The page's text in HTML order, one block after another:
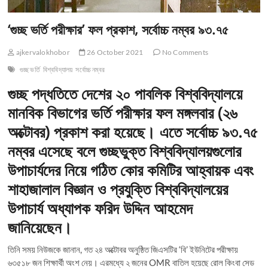
‘গুচ্ছ ভর্তি পরীক্ষার’ ফল প্রকাশ, সর্বোচ্চ নম্বর ৯৩.৭৫
ajkervalokhobor 26 October 2021
No Comments
গুচ্ছ ভর্তি বিশ্ববিদ্যালয় সর্বোচ্চ নম্বর
গুচ্ছ পদ্ধতিতে দেশের ২০ পাবলিক বিশ্ববিদ্যালয়ে
মানবিক বিভাগের ভর্তি পরীক্ষার ফল মঙ্গলবার (২৬
অক্টোবর) প্রকাশ করা হয়েছে। এতে সর্বোচ্চ ৯৩.৭৫
নম্বর এসেছে বলে গুচ্ছভুক্ত বিশ্ববিদ্যালয়গুলোর
উপাচার্যদের নিয়ে গঠিত কোর কমিটির আহ্বায়ক এবং
শাহাজালাল বিজ্ঞান ও প্রযুক্তি বিশ্ববিদ্যালয়ের
উপাচার্য অধ্যাপক ফরিদ উদ্দিন আহমেদ
জানিয়েছেন।
তিনি সময় নিউজকে জানান, গত ২৪ অক্টোবর অনুষ্ঠিত জিএসটির ‘বি’ ইউনিটের পরীক্ষায়
৬৩৫১৮ জন শিক্ষার্থী অংশ নেয়। এরমধ্যে ২ জনের OMR বাতিল হয়েছে রোল কিংবা সেড